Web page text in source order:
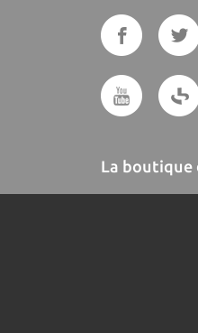
La boutique